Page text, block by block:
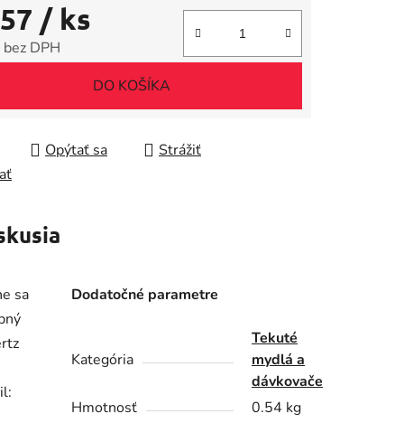
/ ks
DPH
DO KOŠÍKA
Opýtať sa
Strážiť
sa
Dodatočné parametre
Kategória
Tekuté
mydlá a
dávkovače
Hmotnosť
0.54 kg